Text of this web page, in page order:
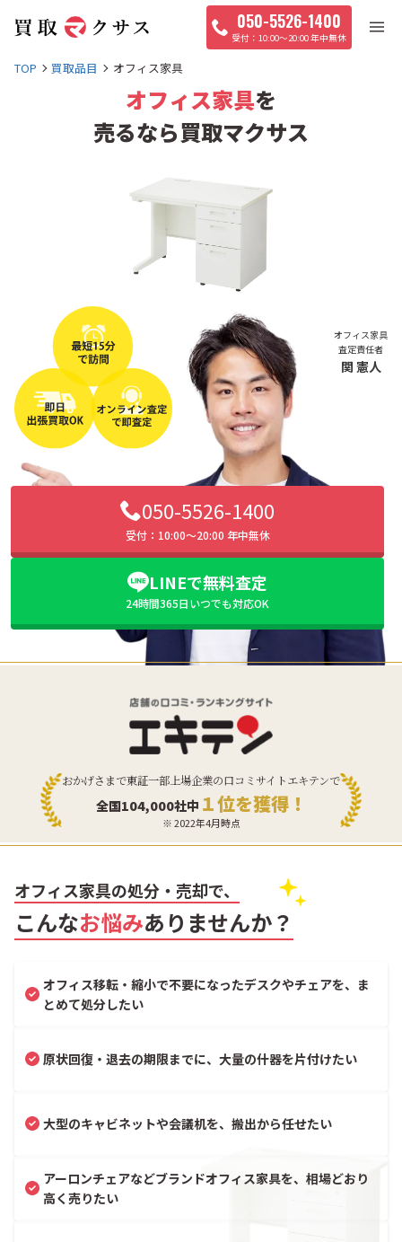
050-5526-1400
10:00〜20:00 年中無休
TOP 買取品目 オフィス家具
オフィス家具を
売るなら買取マクサス
オフィス家具
査定責任者
関 憲人
050-5526-1400
受付：10:00〜20:00 年中無休
LINEで無料査定
24時間365日いつでも対応OK
おかげさまで東証一部上場企業の口コミサイトエキテンで
全国104,000社中 １位を獲得！
※ 2022年4月時点
オフィス家具の処分・売却で、
こんなお悩みありませんか？
オフィス移転・縮小で不要になったデスクやチェアを、ま
とめて処分したい
原状回復・退去の期限までに、大量の什器を片付けたい
大型のキャビネットや会議机を、搬出から任せたい
アーロンチェアなどブランドオフィス家具を、相場どおり
高く売りたい